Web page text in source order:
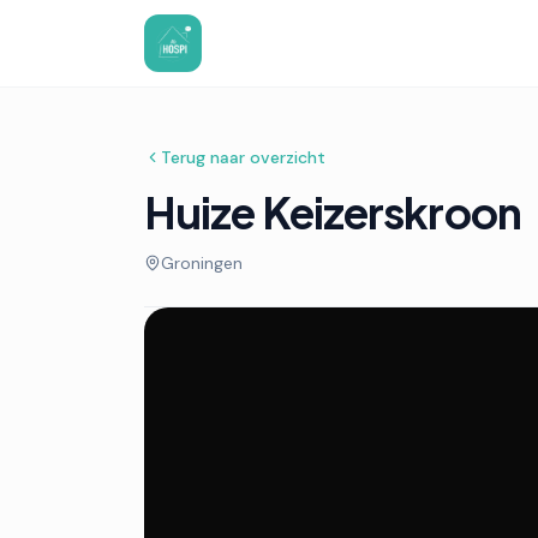
Terug naar overzicht
Huize Keizerskroon
Groningen